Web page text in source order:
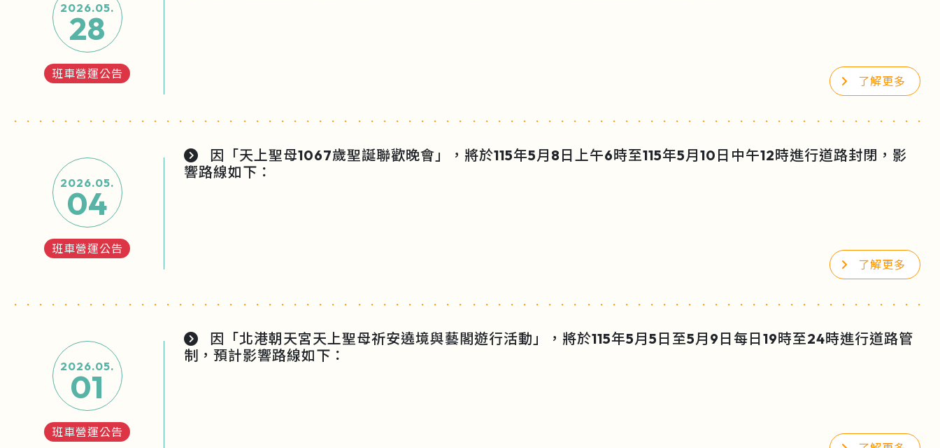
2026.05.
28
班車營運公告
了解更多
2026.05.
04
班車營運公告
因「天上聖母1067歲聖誕聯歡晚會」，將於115年5月8日上午6時至115年5月10日中午12時進行道路封閉，影
響路線如下：
了解更多
2026.05.
01
班車營運公告
因「北港朝天宮天上聖母祈安遶境與藝閣遊行活動」，將於115年5月5日至5月9日每日19時至24時進行道路管
制，預計影響路線如下：